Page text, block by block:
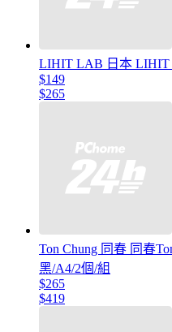
LIHIT LAB 日本 LIHIT
$149
$265
Ton Chung 同春 同春
黑/A4/2個/組
$265
$419